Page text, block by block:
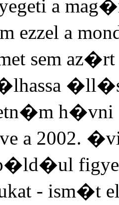
a
ezzel a
sem
a
- ism�t